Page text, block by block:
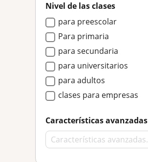
Nivel de las clases
para preescolar
Para primaria
para secundaria
para universitarios
para adultos
clases para empresas
Características avanzadas